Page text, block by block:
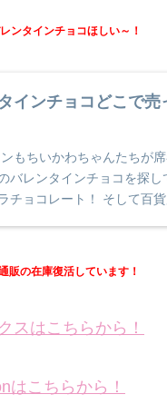
ンタインチョコほしい～！
インチョコどこで
もちいかわちゃんたちが
バレンタインチョコを探
チョコレート！ そして百
販の在庫復活しています！
スはこちらから！
はこちらから！